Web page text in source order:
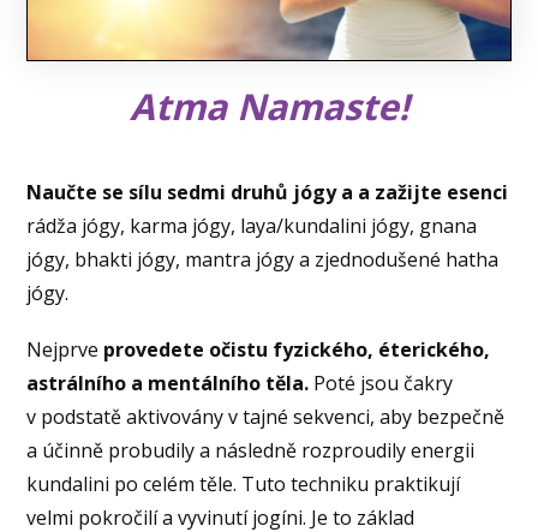
Atma Namaste!
Naučte se sílu sedmi druhů jógy a a zažijte esenci
rádža jógy, karma jógy, laya/kundalini jógy, gnana
jógy, bhakti jógy, mantra jógy a zjednodušené hatha
jógy.
Nejprve provedete očistu fyzického, éterického,
astrálního a mentálního těla. Poté jsou čakry
v podstatě aktivovány v tajné sekvenci, aby bezpečně
a účinně probudily a následně rozproudily energii
kundalini po celém těle. Tuto techniku praktikují
velmi pokročilí a vyvinutí jogíni. Je to základ